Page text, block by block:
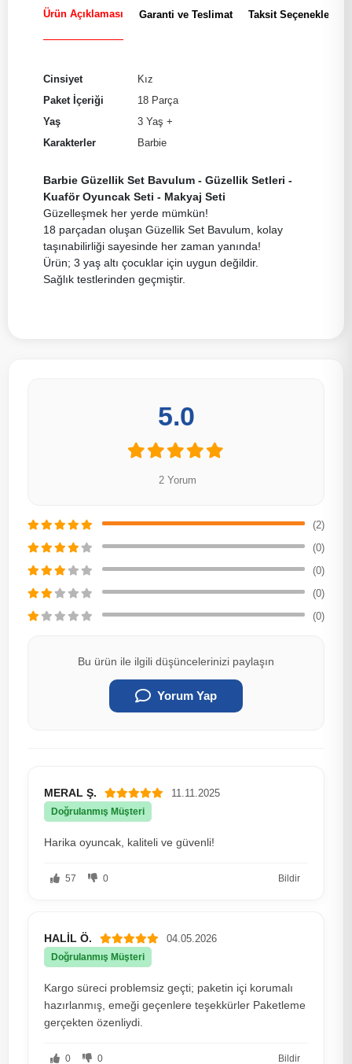
Ürün Açıklaması Garanti ve Teslimat Taksit Seçenekleri
Cinsiyet
Kız
Paket İçeriği
18 Parça
Yaş
3 Yaş +
Karakterler
Barbie
Barbie Güzellik Set Bavulum - Güzellik Setleri -
Kuaför Oyuncak Seti - Makyaj Seti
Güzelleşmek her yerde mümkün!
18 parçadan oluşan Güzellik Set Bavulum, kolay
taşınabilirliği sayesinde her zaman yanında!
Ürün; 3 yaş altı çocuklar için uygun değildir.
Sağlık testlerinden geçmiştir.
5.0
2 Yorum
(2)
(0)
(0)
(0)
(0)
Bu ürün ile ilgili düşüncelerinizi paylaşın
Yorum Yap
MERAL Ş. 11.11.2025
Doğrulanmış Müşteri
Harika oyuncak, kaliteli ve güvenli!
57 0 Bildir
HALİL Ö. 04.05.2026
Doğrulanmış Müşteri
Kargo süreci problemsiz geçti; paketin içi korumalı
hazırlanmış, emeği geçenlere teşekkürler Paketleme
gerçekten özenliydi.
0 0 Bildir